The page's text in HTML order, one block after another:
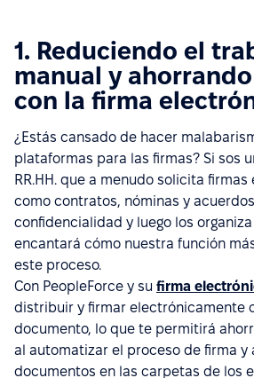
1. Reduciendo el
manual y
con la firma
¿Estás cansado de hacer
plataformas para las firmas? Si sos
RR.HH. que a menudo solicita
como contratos, nóminas y
confidencialidad y luego los
encantará cómo nuestra función
este proceso.
Con PeopleForce y su firma
distribuir y firmar electrónicamente
documento, lo que te permitirá
al automatizar el proceso de firma y
documentos en las carpetas de los